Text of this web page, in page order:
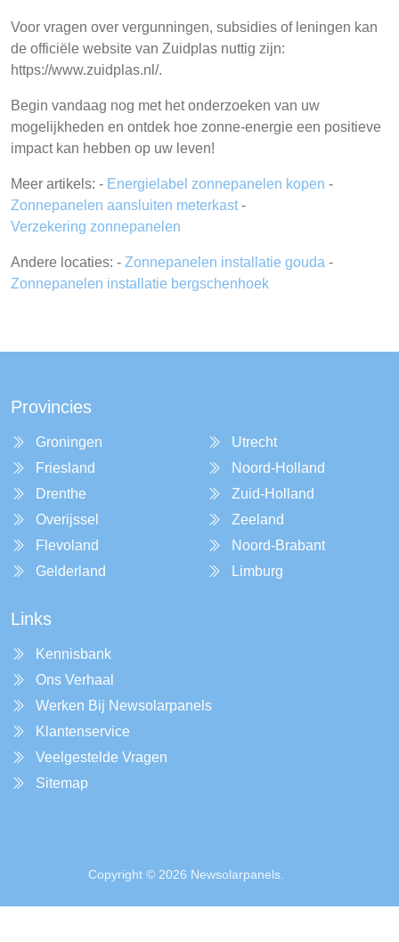
Voor vragen over vergunningen, subsidies of leningen kan
de officiële website van Zuidplas nuttig zijn:
https://www.zuidplas.nl/.
Begin vandaag nog met het onderzoeken van uw
mogelijkheden en ontdek hoe zonne-energie een positieve
impact kan hebben op uw leven!
Meer artikels: - Energielabel zonnepanelen kopen -
Zonnepanelen aansluiten meterkast-
Verzekering zonnepanelen
Andere locaties: - Zonnepanelen installatie gouda -
Zonnepanelen installatie bergschenhoek
Provincies
Groningen
Friesland
Drenthe
Overijssel
Flevoland
Gelderland
Utrecht
Noord-Holland
Zuid-Holland
Zeeland
Noord-Brabant
Limburg
Links
Kennisbank
Ons Verhaal
Werken Bij Newsolarpanels
Klantenservice
Veelgestelde Vragen
Sitemap
Copyright © 2026 Newsolarpanels.